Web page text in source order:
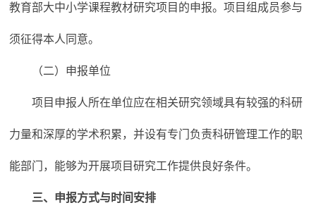
教育部大中小学课程教材研究项目的申报。项目组成员参与
须征得本人同意。
（二）申报单位
项目申报人所在单位应在相关研究领域具有较强的科研
力量和深厚的学术积累，并设有专门负责科研管理工作的职
能部门，能够为开展项目研究工作提供良好条件。
三、申报方式与时间安排